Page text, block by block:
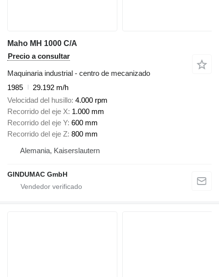
Maho MH 1000 C/A
Precio a consultar
Maquinaria industrial - centro de mecanizado
1985
29.192 m/h
Velocidad del husillo 4.000 rpm
Recorrido del eje X 1.000 mm
Recorrido del eje Y 600 mm
Recorrido del eje Z 800 mm
Alemania, Kaiserslautern
GINDUMAC GmbH